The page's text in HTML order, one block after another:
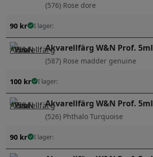
(576) Rose dore
90 kr I lager:
Akvarellfärg W&N Prof. 5ml
(587) Rose madder genuine
100 kr I lager:
Akvarellfärg W&N Prof. 5ml
(526) Phthalo Turquoise
90 kr I lager: